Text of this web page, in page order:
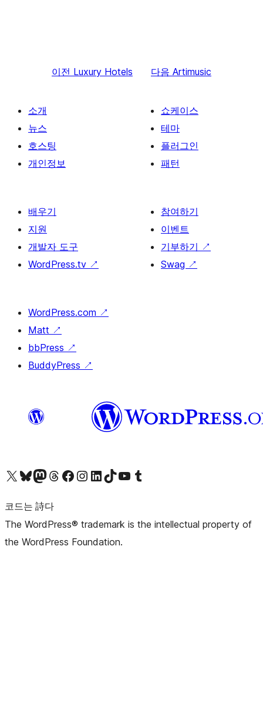
이전 Luxury Hotels 다음 Artimusic
소개
뉴스
호스팅
개인정보
쇼케이스
테마
플러그인
패턴
배우기
지원
개발자 도구
WordPress.tv ↗
참여하기
이벤트
기부하기 ↗
Swag ↗
WordPress.com ↗
Matt ↗
bbPress ↗
BuddyPress ↗
X(이전 트위터) 계정 방문하기블루스카이 계정 방문하기마스토돈 계정 방문하기스레드 계정 방문하기 페이스북 페이지 방문하기인스타그램 계정 방문하기 LinkedIn 계정 방문하기틱톡 계정 방문하기유튜브 채널 방문하기 텀블러 계정 방문하기
코드는 詩다
The WordPress® trademark is the intellectual property of
the WordPress Foundation.